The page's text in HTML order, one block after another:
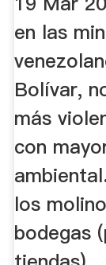
en las
Bolívar,
más
con
los
bodegas